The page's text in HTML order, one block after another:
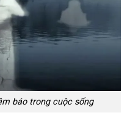
báo trong cuộc sống